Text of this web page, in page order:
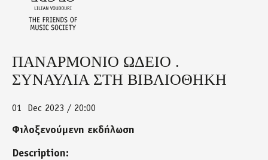
Back
to
top
ΠΑΝΑΡΜΟΝΙΟ ΩΔΕΙΟ .
ΣΥΝΑΥΛΙΑ ΣΤΗ ΒΙΒΛΙΟΘΗΚΗ
01 Dec 2023 / 20:00
Φιλοξενούμενη εκδήλωση
Description: